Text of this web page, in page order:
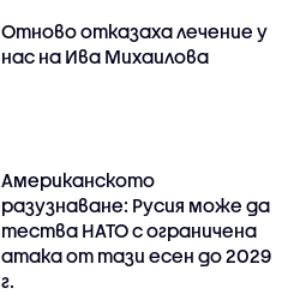
Отново отказаха лечение у
нас на Ива Михаилова
Американското
разузнаване: Русия може да
тества НАТО с ограничена
атака от тази есен до 2029
г.